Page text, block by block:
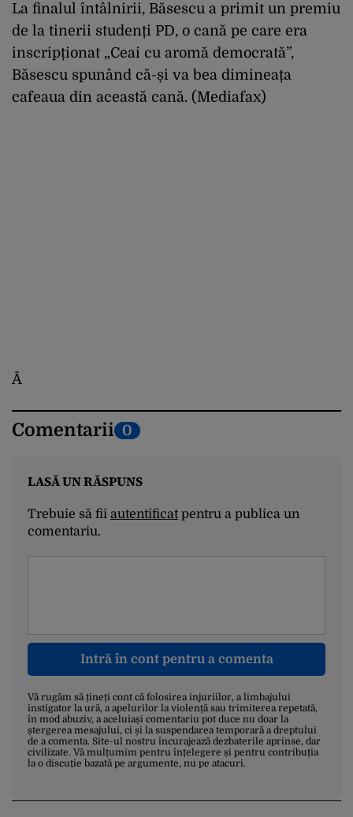
La finalul întâlnirii, Băsescu a primit un premiu
de la tinerii studenți PD, o cană pe care era
inscripționat „Ceai cu aromă democrată”,
Băsescu spunând că-și va bea dimineața
cafeaua din această cană. (Mediafax)
Â
Comentarii 0
LASĂ UN RĂSPUNS
Trebuie să fii autentificatpentru a publica un
comentariu.
Intră în cont pentru a comenta
Vă rugăm să țineți cont că folosirea injuriilor, a limbajului
instigator la ură, a apelurilor la violență sau trimiterea repetată,
în mod abuziv, a aceluiași comentariu pot duce nu doar la
ștergerea mesajului, ci și la suspendarea temporară a dreptului
de a comenta. Site-ul nostru încurajează dezbaterile aprinse, dar
civilizate. Vă mulțumim pentru înțelegere și pentru contribuția
la o discuție bazată pe argumente, nu pe atacuri.